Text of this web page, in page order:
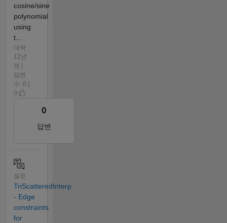
cosine/sine
polynomial
using
t...
대략
12년
전 |
답변
수: 0 |
0
0
답변
질문
TriScatteredInterp
- Edge
constraints
for